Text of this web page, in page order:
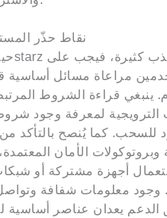
نقاط حذّر
مراعاة مسائل أساسية
ينبغي قراءة الشروط
الترويجية لمعرفة وجود
للسحب. كما يُنصح بالتأكد من
وبروتوكولات الأمان
أجهزة مشتركة أو
وجود معلومات شفافة
الدعم يعدان عناصر أساسية